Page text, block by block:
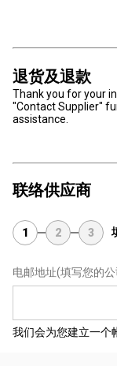
退货及退款
Thank you for your
"Contact Supplier"
assistance.
联络供应商
1 2 3
电邮地址(填写您的
我们会为您建立一个